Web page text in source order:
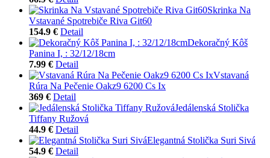
Skrinka Na
Vstavané Spotrebiče Riva Git60
154.9 € Detail
Dekoračný Kôš
Panina I, : 32/12/18cm
7.99 € Detail
Vstavaná
Rúra Na Pečenie Oakz9 6200 Cs Ix
369 € Detail
Jedálenská Stolička
Tiffany Ružová
44.9 € Detail
Elegantná Stolička Suri Sivá
54.9 € Detail